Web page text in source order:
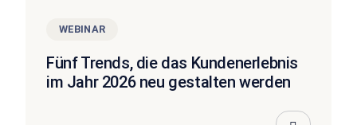
WEBINAR
Fünf Trends, die das Kundenerlebnis
im Jahr 2026 neu gestalten werden